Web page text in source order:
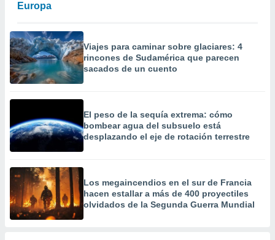
Europa
Viajes para caminar sobre glaciares: 4
rincones de Sudamérica que parecen
sacados de un cuento
El peso de la sequía extrema: cómo
bombear agua del subsuelo está
desplazando el eje de rotación terrestre
Los megaincendios en el sur de Francia
hacen estallar a más de 400 proyectiles
olvidados de la Segunda Guerra Mundial